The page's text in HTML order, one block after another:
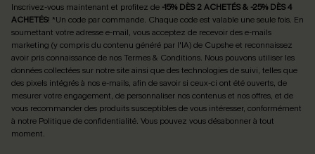
Inscrivez-vous maintenant et profitez de -15% DÈS 2 ACHETÉS & -25% DÈS 4
ACHETÉS! *Un code par commande. Chaque code est valable une seule fois. En
soumettant votre adresse e-mail, vous acceptez de recevoir des e-mails
marketing (y compris du contenu généré par l'IA) de Cupshe et reconnaissez
avoir pris connaissance de nosTermes & Conditions. Nous pouvons utiliser les
données collectées sur notre site ainsi que des technologies de suivi, telles que
des pixels intégrés à nos e-mails, afin de savoir si ceux-ci ont été ouverts, de
mesurer votre engagement, de personnaliser nos contenus et nos offres, et de
vous recommander des produits susceptibles de vous intéresser, conformément
à notre Politique de confidentialité. Vous pouvez vous désabonner à tout
moment.